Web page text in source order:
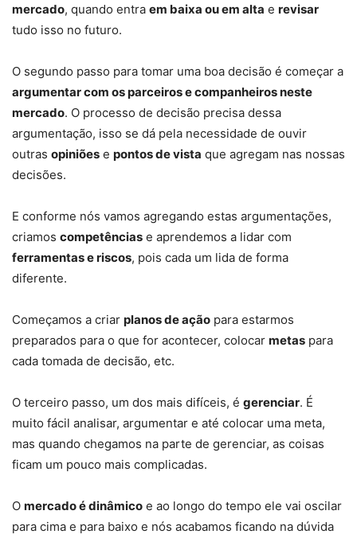
mercado, quando entra em baixa ou em alta e revisar
tudo isso no futuro.
O segundo passo para tomar uma boa decisão é começar a
argumentar com os parceiros e companheiros neste
mercado. O processo de decisão precisa dessa
argumentação, isso se dá pela necessidade de ouvir
outras opiniões e pontos de vista que agregam nas nossas
decisões.
E conforme nós vamos agregando estas argumentações,
criamos competências e aprendemos a lidar com
ferramentas e riscos, pois cada um lida de forma
diferente.
Começamos a criar planos de ação para estarmos
preparados para o que for acontecer, colocar metas para
cada tomada de decisão, etc.
O terceiro passo, um dos mais difíceis, é gerenciar. É
muito fácil analisar, argumentar e até colocar uma meta,
mas quando chegamos na parte de gerenciar, as coisas
ficam um pouco mais complicadas.
O mercado é dinâmico e ao longo do tempo ele vai oscilar
para cima e para baixo e nós acabamos ficando na dúvida